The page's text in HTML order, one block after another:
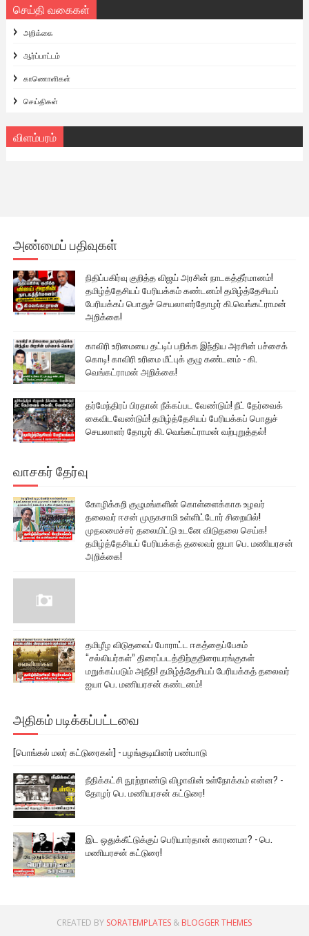
செய்தி வகைகள்
அறிக்கை
ஆர்ப்பாட்டம்
காணொளிகள்
செய்திகள்
விளம்பரம்
அண்மைப் பதிவுகள்
நிதிப்பகிர்வு குறித்த விஜய் அரசின் நாடகத்தீர்மானம்!
தமிழ்த்தேசியப் பேரியக்கம் கண்டனம்! தமிழ்த்தேசியப்
பேரியக்கப் பொதுச் செயலாளர்தோழர் கி.வெங்கட்ராமன்
அறிக்கை!
காவிரி உரிமையை தட்டிப் பறிக்க இந்திய அரசின் பச்சைக்
கொடி! காவிரி உரிமை மீட்புக் குழு கண்டனம் - கி.
வெங்கட்ராமன் அறிக்கை!
தர்மேந்திரப் பிரதான் நீக்கப்பட வேண்டும்! நீட் தேர்வைக்
கைவிடவேண்டும்! தமிழ்த்தேசியப் பேரியக்கப் பொதுச்
செயலாளர் தோழர் கி. வெங்கட்ராமன் வற்புறுத்தல்!
வாசகர் தேர்வு
கோழிக்கறி குழுமங்களின் கொள்ளைக்காக உழவர்
தலைவர் ஈசன் முருகசாமி உள்ளிட்டோர் சிறையில்!
முதலமைச்சர் தலையிட்டு உடனே விடுதலை செய்க!
தமிழ்த்தேசியப் பேரியக்கத் தலைவர் ஐயா பெ. மணியரசன்
அறிக்கை!
தமிழீழ விடுதலைப் போராட்ட ஈகத்தைப்பேசும்
“சல்லியர்கள்” திரைப்படத்திற்குதிரையரங்குகள்
மறுக்கப்படும் அநீதி! தமிழ்த்தேசியப் பேரியக்கத் தலைவர்
ஐயா பெ. மணியரசன் கண்டனம்!
அதிகம் படிக்கப்பட்டவை
[பொங்கல் மலர் கட்டுரைகள்] - பழங்குடியினர் பண்பாடு
நீதிக்கட்சி நூற்றாண்டு விழாவின் உள்நோக்கம் என்ன? -
தோழர் பெ. மணியரசன் கட்டுரை!
இட ஒதுக்கீட்டுக்குப் பெரியார்தான் காரணமா? - பெ.
மணியரசன் கட்டுரை!
CREATED BY SORATEMPLATES & BLOGGER THEMES